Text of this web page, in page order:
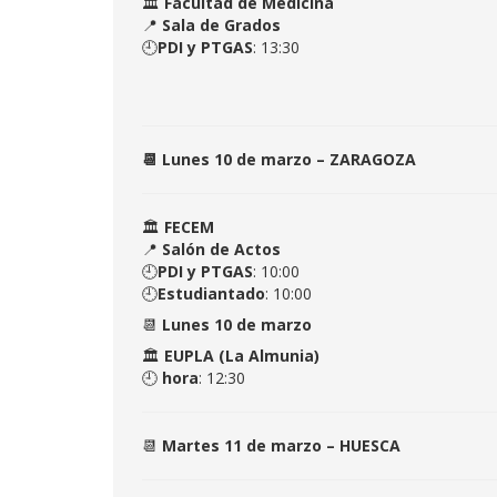
📍 Sala de Grados
🕘PDI y PTGAS: 13:30
📆 Lunes 10 de marzo – ZARAGOZA
🏛 FECEM
📍 Salón de Actos
🕘PDI y PTGAS: 10:00
🕘Estudiantado: 10:00
📆 Lunes 10 de marzo
🏛 EUPLA (La Almunia)
🕘 hora: 12:30
📆 Martes 11 de marzo – HUESCA